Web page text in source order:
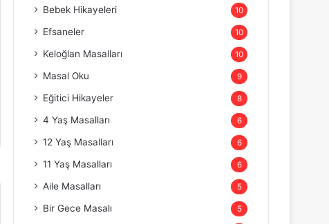
Bebek Hikayeleri 10
Efsaneler 10
Keloğlan Masalları 10
Masal Oku 9
Eğitici Hikayeler 8
4 Yaş Masalları 6
12 Yaş Masalları 6
11 Yaş Masalları 6
Aile Masalları 5
Bir Gece Masalı 5